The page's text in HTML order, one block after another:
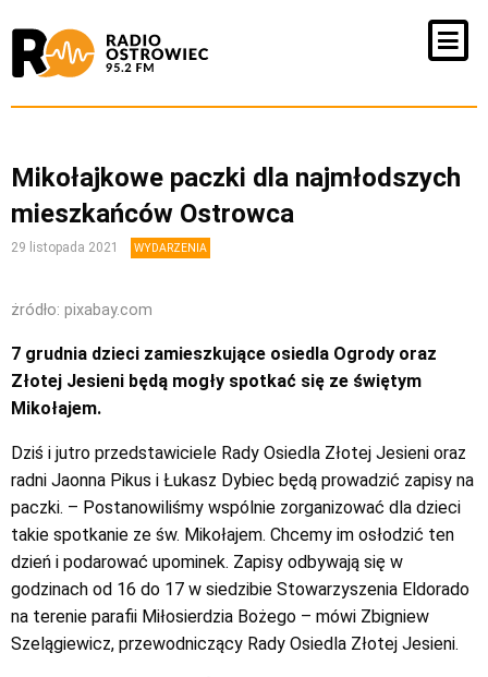
Mikołajkowe paczki dla najmłodszych
mieszkańców Ostrowca
29 listopada 2021 WYDARZENIA
żródło: pixabay.com
7 grudnia dzieci zamieszkujące osiedla Ogrody oraz
Złotej Jesieni będą mogły spotkać się ze świętym
Mikołajem.
Dziś i jutro przedstawiciele Rady Osiedla Złotej Jesieni oraz
radni Jaonna Pikus i Łukasz Dybiec będą prowadzić zapisy na
paczki. – Postanowiliśmy wspólnie zorganizować dla dzieci
takie spotkanie ze św. Mikołajem. Chcemy im osłodzić ten
dzień i podarować upominek. Zapisy odbywają się w
godzinach od 16 do 17 w siedzibie Stowarzyszenia Eldorado
na terenie parafii Miłosierdzia Bożego – mówi Zbigniew
Szelągiewicz, przewodniczący Rady Osiedla Złotej Jesieni.